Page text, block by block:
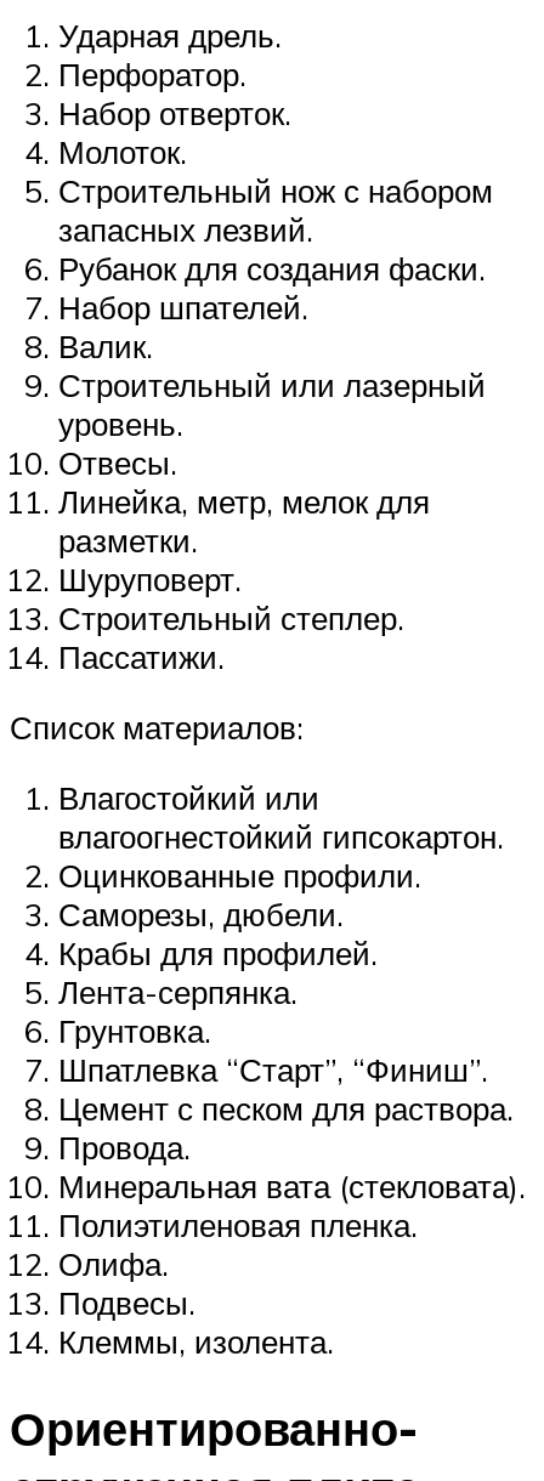
Ударная дрель.
Перфоратор.
Набор отверток.
Молоток.
Строительный нож с набором
запасных лезвий.
Рубанок для создания фаски.
Набор шпателей.
Валик.
Строительный или лазерный
уровень.
Отвесы.
Линейка, метр, мелок для
разметки.
Шуруповерт.
Строительный степлер.
Пассатижи.
Список материалов:
Влагостойкий или
влагоогнестойкий гипсокартон.
Оцинкованные профили.
Саморезы, дюбели.
Крабы для профилей.
Лента-серпянка.
Грунтовка.
Шпатлевка “Старт”, “Финиш”.
Цемент с песком для раствора.
Провода.
Минеральная вата (стекловата).
Полиэтиленовая пленка.
Олифа.
Подвесы.
Клеммы, изолента.
Ориентированно-